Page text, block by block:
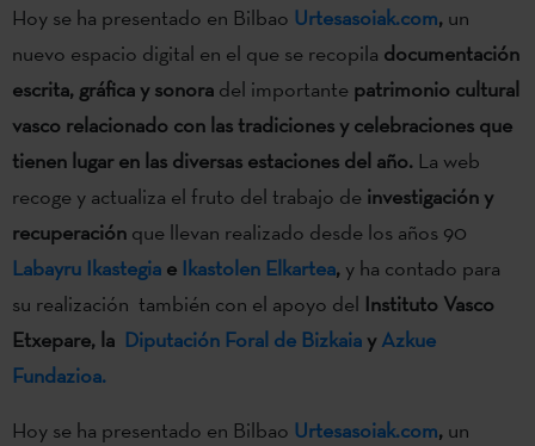
Hoy se ha presentado en Bilbao Urtesasoiak.com, un
nuevo espacio digital en el que se recopila documentación
escrita, gráfica y sonora del importante patrimonio cultural
vasco relacionado con las tradiciones y celebraciones que
tienen lugar en las diversas estaciones del año. La web
recoge y actualiza el fruto del trabajo de investigación y
recuperación que llevan realizado desde los años 90
Labayru Ikastegia e Ikastolen Elkartea, y ha contado para
su realización también con el apoyo del Instituto Vasco
Etxepare, la Diputación Foral de BizkaiayAzkue
Fundazioa.
Hoy se ha presentado en Bilbao Urtesasoiak.com, un